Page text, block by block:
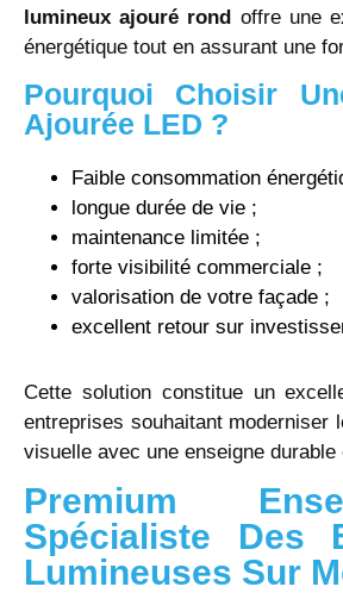
lumineux ajouré rond offre une
énergétique tout en assurant une
Pourquoi Choisir
Ajourée LED ?
Faible consommation
longue durée de vie ;
maintenance limitée ;
forte visibilité commerciale ;
valorisation de votre façade ;
excellent retour sur
Cette solution constitue un
entreprises souhaitant moderniser
visuelle avec une enseigne durable
Premium
Spécialiste Des
Lumineuses Sur